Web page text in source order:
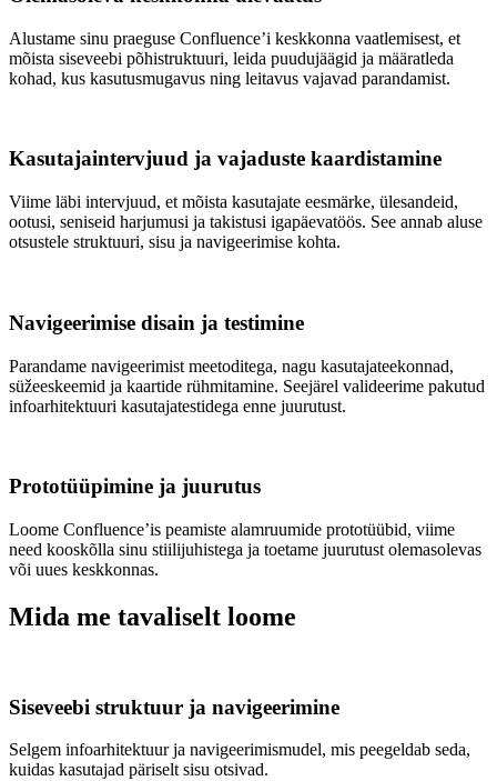
Alustame sinu praeguse Confluence’i keskkonna vaatlemisest, et
mõista siseveebi põhistruktuuri, leida puudujäägid ja määratleda
kohad, kus kasutusmugavus ning leitavus vajavad parandamist.
Kasutajaintervjuud ja vajaduste kaardistamine
Viime läbi intervjuud, et mõista kasutajate eesmärke, ülesandeid,
ootusi, seniseid harjumusi ja takistusi igapäevatöös. See annab aluse
otsustele struktuuri, sisu ja navigeerimise kohta.
Navigeerimise disain ja testimine
Parandame navigeerimist meetoditega, nagu kasutajateekonnad,
süžeeskeemid ja kaartide rühmitamine. Seejärel valideerime pakutud
infoarhitektuuri kasutajatestidega enne juurutust.
Prototüüpimine ja juurutus
Loome Confluence’is peamiste alamruumide prototüübid, viime
need kooskõlla sinu stiilijuhistega ja toetame juurutust olemasolevas
või uues keskkonnas.
Mida me tavaliselt loome
Siseveebi struktuur ja navigeerimine
Selgem infoarhitektuur ja navigeerimismudel, mis peegeldab seda,
kuidas kasutajad päriselt sisu otsivad.